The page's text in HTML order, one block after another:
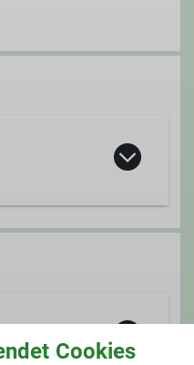
0173 6686251
Cookies